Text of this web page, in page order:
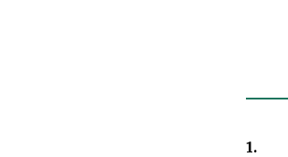
1.